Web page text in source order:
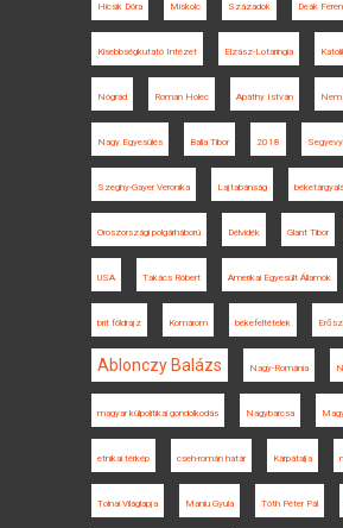
Hicsik Dóra Miskolc Századok Deák
Kisebbségkutató Intézet Elzász-Lotaringia
Nógrád Roman Holec Apáthy István
Nagy Egyesülés Balla Tibor 2018 Segyevy
Szeghy-Gayer Veronika Lajtabánság
Oroszországi polgárháború Délvidék Glant Tibor
USA Takács Róbert Amerikai Egyesült Államok
brit földrajz Komárom békefeltételek
Ablonczy Balázs Nagy-Románia
magyar külpolitikai gondolkodás Nagybarcsa
etnikai térkép cseh-román határ Kárpátalja
Tolnai Világlapja Maniu Gyula Tóth Péter Pál